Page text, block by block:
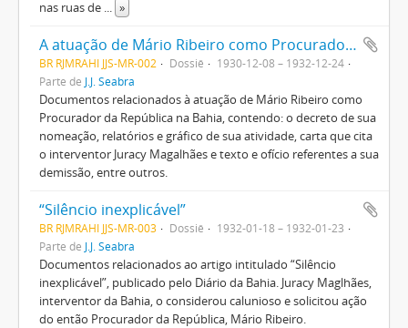
nas ruas de ... »
A atuação de Mário Ribeiro como Procurador da República na Bahia
BR RJMRAHI JJS-MR-002 Dossiê
1930-12-08 – 1932-12-24
Parte de J.J. Seabra
Documentos relacionados à atuação de Mário Ribeiro como
Procurador da República na Bahia, contendo: o decreto de sua
nomeação, relatórios e gráfico de sua atividade, carta que cita
o interventor Juracy Magalhães e texto e ofício referentes a sua
demissão, entre outros.
“Silêncio inexplicável”
BR RJMRAHI JJS-MR-003 Dossiê
1932-01-18 – 1932-01-23
Parte de J.J. Seabra
Documentos relacionados ao artigo intitulado “Silêncio
inexplicável”, publicado pelo Diário da Bahia. Juracy Maglhães,
interventor da Bahia, o considerou calunioso e solicitou ação
do então Procurador da República, Mário Ribeiro.